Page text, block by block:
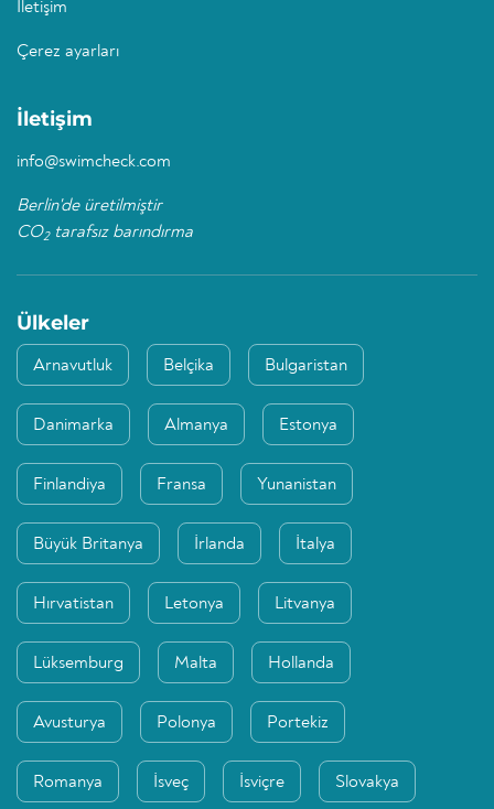
İletişim
Çerez ayarları
İletişim
info@swimcheck.com
Berlin'de üretilmiştir
CO2tarafsız barındırma
Ülkeler
Arnavutluk Belçika Bulgaristan
Danimarka Almanya Estonya
Finlandiya Fransa Yunanistan
Büyük Britanya İrlanda İtalya
Hırvatistan Letonya Litvanya
Lüksemburg Malta Hollanda
Avusturya Polonya Portekiz
Romanya İsveç İsviçre Slovakya